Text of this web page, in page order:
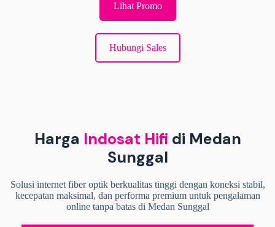
Lihat Promo
Hubungi Sales
Harga Indosat Hifi di Medan
Sunggal
Solusi internet fiber optik berkualitas tinggi dengan koneksi stabil,
kecepatan maksimal, dan performa premium untuk pengalaman
online tanpa batas di Medan Sunggal